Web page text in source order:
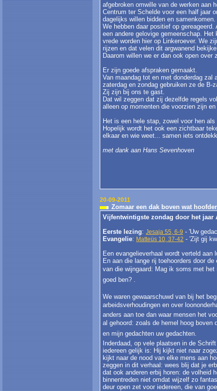
afgebroken omwille van de werken aan
Centrum ter Schelde voor een half jaar
dagelijks willen bidden en samenkomen.
We hebben daar positief op
een andere gelovige gemeenschap.
vrede worden hier op Linkeroever. We
rijzen en dat velen dit argwanend
Daarom willen we er dan ook open
Er zijn goede afspraken gemaakt.
Van maandag tot en met donderdag
zaterdag en zondag gebruiken ze de
Zij zijn bij ons te gast.
Dat wil zeggen dat zij dezelfde regels
alleen op momenten die voorzien zijn
Het is een hele stap, zowel voor hen
Hopelijk wordt het ook een zichtbaar
elkaar en wie weet... samen iets
met dank aan Hans Sevenhoven
20-09-2011
Zomaar een dak boven wat
Vijfentwintigste zondag door het jaar
Eerste lezing: Jesaja 55, 6-9 - 'Uw
Evangelie: Matteüs 10, 37-42 - 'Zijt gij
Een evangelieverhaal wordt verteld aan
En aan die lange rij toehoorders door
van die wijngaard: Mag ik soms met
goed ben? .
We waren gewaarschuwd van bij het
arbeidsverhoudingen en over
anders aan toe dan waar mensen het
al gehoord: zoals de hemel hoog
en mijn gedachten uw gedachten.
Inderdaad, op vele plaatsen in de
iedereen gelijk is: Hij kijkt niet naar
kijkt naar de nood van elke mens aan
zeggen in dit verhaal: wees blij dat je
dat ook anderen erbij horen: de volheid
binnentreden niet omdat wijzelf zo
deur open zet voor iedereen, die van